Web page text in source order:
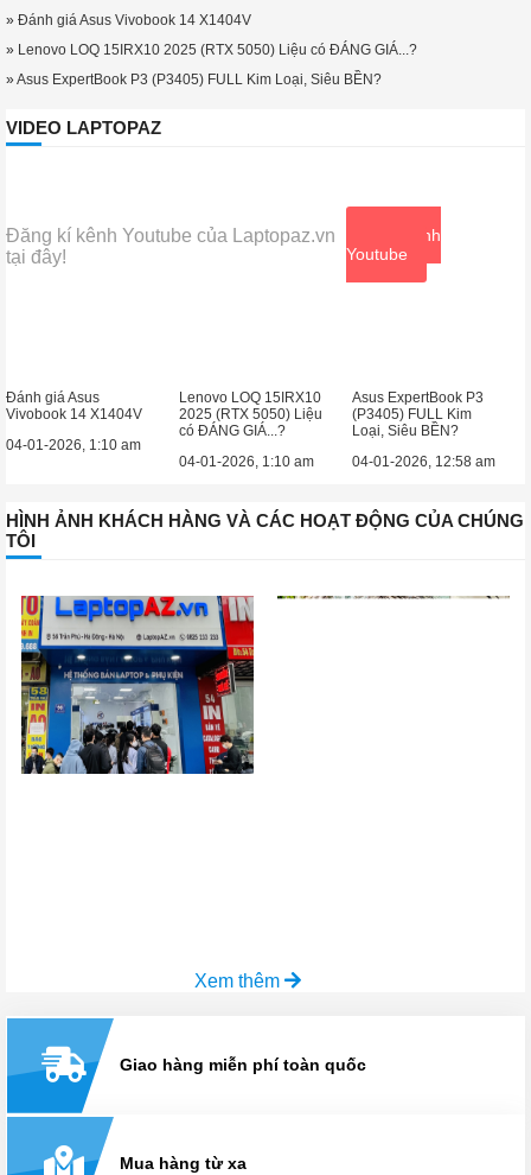
» Đánh giá Asus Vivobook 14 X1404V
» Lenovo LOQ 15IRX10 2025 (RTX 5050) Liệu có ĐÁNG GIÁ...?
»Asus ExpertBook P3 (P3405) FULL Kim Loại, Siêu BỀN?
VIDEO LAPTOPAZ
Đăng kí kênh Youtube của Laptopaz.vn
tại đây!
Xem kênh
Youtube
Đánh giá Asus
Vivobook 14 X1404V
04-01-2026, 1:10 am
Lenovo LOQ 15IRX10
2025 (RTX 5050) Liệu
có ĐÁNG GIÁ...?
04-01-2026, 1:10 am
Asus ExpertBook P3
(P3405) FULL Kim
Loại, Siêu BỀN?
04-01-2026, 12:58 am
HÌNH ẢNH KHÁCH HÀNG VÀ CÁC HOẠT ĐỘNG CỦA CHÚNG
TÔI
Xem thêm
Giao hàng miễn phí toàn quốc
Mua hàng từ xa